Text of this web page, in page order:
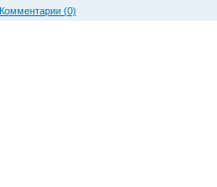
Комментарии (0)